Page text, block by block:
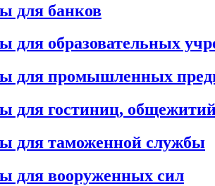
для банков
для образовательных
для промышленных
для гостиниц,
для таможенной службы
для вооруженных сил